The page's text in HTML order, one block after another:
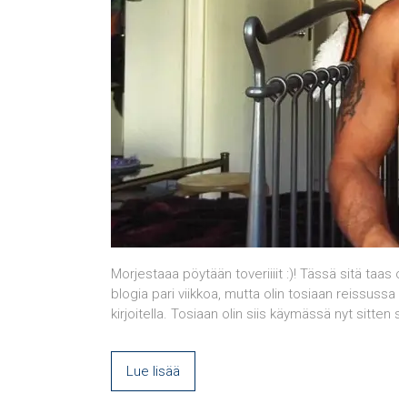
Morjestaaa pöytään toveriiiit :)! Tässä sitä
blogia pari viikkoa, mutta olin tosiaan
kirjoitella. Tosiaan olin siis käymässä nyt sitten
Lue lisää